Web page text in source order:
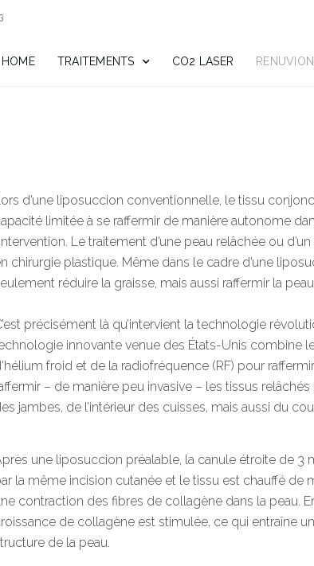
HOME TRAITEMENTS CO2 LASER
d’une liposuccion conventionnelle, le tissu
limitée à se raffermir de manière autonome
Le traitement d’une peau relâchée ou
chirurgie plastique. Même dans le cadre d’une
réduire la graisse, mais aussi raffermir la
précisément là qu’intervient la technologie
innovante venue des États-Unis combine
froid et de la radiofréquence (RF) pour
– de manière peu invasive – les tissus
jambes, de l’intérieur des cuisses, mais aussi du
une liposuccion préalable, la canule étroite de 3
la même incision cutanée et le tissu est chauffé de
contraction des fibres de collagène dans la peau.
de collagène est stimulée, ce qui entraîne
de la peau.